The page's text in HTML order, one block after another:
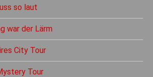
so laut
war der Lärm
City Tour
Tour